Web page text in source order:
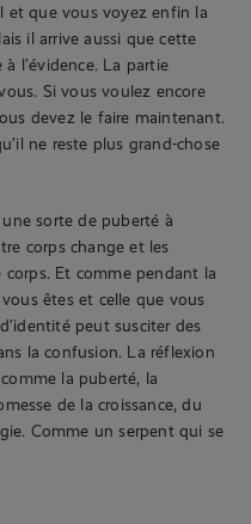
que vous voyez enfin la
il arrive aussi que cette
l’évidence. La partie
Si vous voulez encore
devez le faire maintenant.
ne reste plus grand-chose
sorte de puberté à
corps change et les
Et comme pendant la
êtes et celle que vous
peut susciter des
la confusion. La réflexion
la puberté, la
de la croissance, du
Comme un serpent qui se